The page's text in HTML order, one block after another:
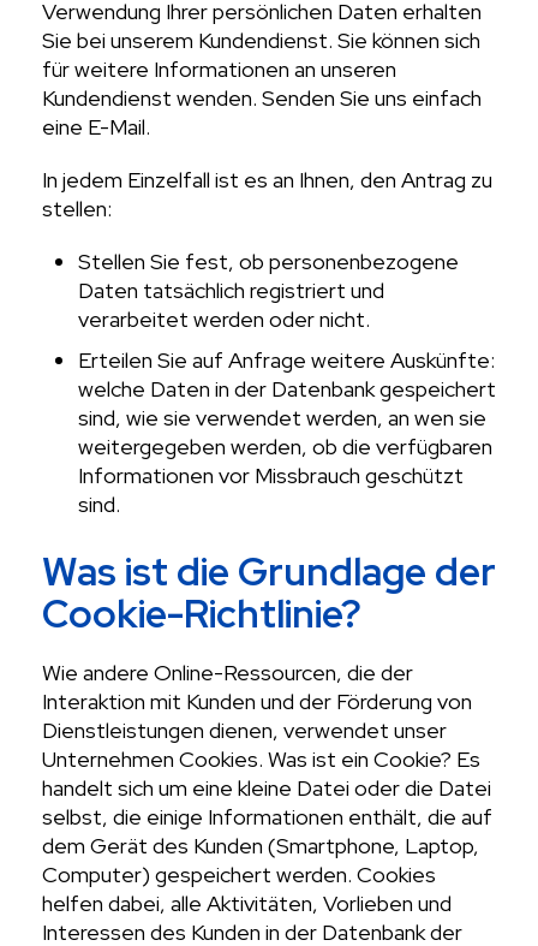
Verwendung Ihrer persönlichen Daten erhalten
Sie bei unserem Kundendienst. Sie können sich
für weitere Informationen an unseren
Kundendienst wenden. Senden Sie uns einfach
eine E-Mail.
In jedem Einzelfall ist es an Ihnen, den Antrag zu
stellen:
Stellen Sie fest, ob personenbezogene
Daten tatsächlich registriert und
verarbeitet werden oder nicht.
Erteilen Sie auf Anfrage weitere Auskünfte:
welche Daten in der Datenbank gespeichert
sind, wie sie verwendet werden, an wen sie
weitergegeben werden, ob die verfügbaren
Informationen vor Missbrauch geschützt
sind.
Was ist die Grundlage der
Cookie-Richtlinie?
Wie andere Online-Ressourcen, die der
Interaktion mit Kunden und der Förderung von
Dienstleistungen dienen, verwendet unser
Unternehmen Cookies. Was ist ein Cookie? Es
handelt sich um eine kleine Datei oder die Datei
selbst, die einige Informationen enthält, die auf
dem Gerät des Kunden (Smartphone, Laptop,
Computer) gespeichert werden. Cookies
helfen dabei, alle Aktivitäten, Vorlieben und
Interessen des Kunden in der Datenbank der